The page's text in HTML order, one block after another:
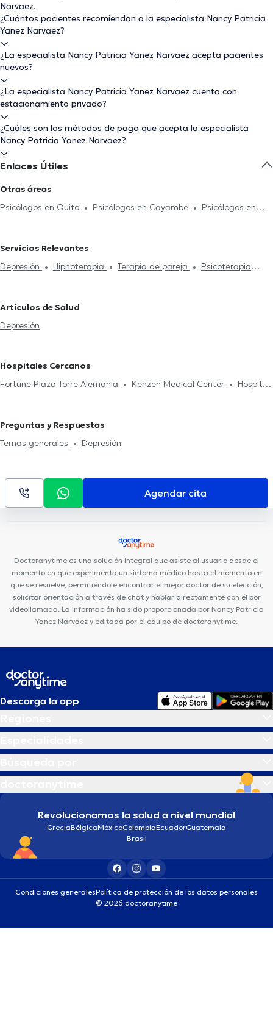
Narvaez.
¿Cuántos pacientes recomiendan a la especialista Nancy Patricia
Yanez Narvaez?
¿La especialista Nancy Patricia Yanez Narvaez acepta pacientes
nuevos?
¿La especialista Nancy Patricia Yanez Narvaez cuenta con
estacionamiento privado?
¿Cuáles son los métodos de pago que acepta la especialista
Nancy Patricia Yanez Narvaez?
Enlaces Útiles
Otras áreas
Psicólogos en Quito
Psicólogos en Cayambe
Psicólogos en
Servicios Relevantes
Depresión
Hipnoterapia Terapia de pareja
Psicoterapia
Artículos de Salud
Depresión
Hospitales Cercanos
Fortune Plaza Torre Alemania
Kenzen Medical Center
Hospital
Hospital Metropolitano
Diciembre
Centro de La Visión (Doctores Gabela)
Clínica Sancho: Av. Amazonas
Centro Quirúrgico Da Vinci
Consultorio Quito
Hospital de los Valles Medical Vision UIO
Preguntas y Respuestas
Temas generales
Depresión
Agendar cita
Doctoranytime es una solución integral que asiste al usuario desde el
momento en que experimenta un síntoma médico hasta el momento en
que se resuelve, permitiéndole encontrar el mejor doctor de su elección,
solicitar orientación a través de chat y hablar directamente con él por
videollamada. La información ha sido proporcionada por Nancy Patricia
Yanez Narvaez y editada por el equipo de doctoranytime.
Descarga la app
Revolucionamos la salud a nivel mundial
GreciaBélgicaMéxicoColombiaEcuadorGuatemala
Brasil
Condiciones generalesPolítica de protección de los datos personales
© 2026 doctoranytime